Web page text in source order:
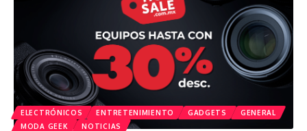
ELECTRÓNICOS ENTRETENIMIENTO GADGETS
GENERAL
MODA GEEK
NOTICIAS